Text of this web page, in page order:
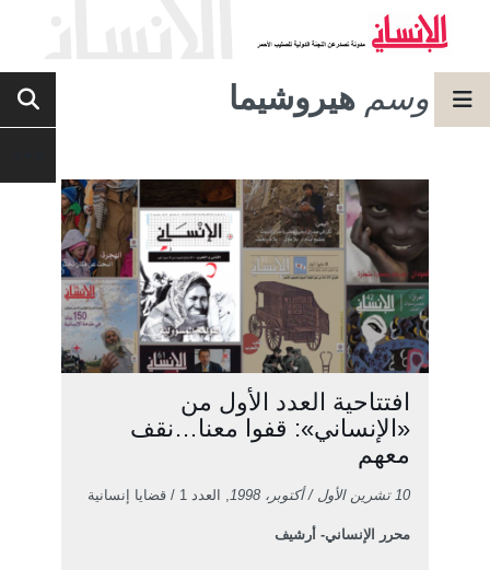
وسم هيروشيما
افتتاحية العدد الأول من
«الإنساني»: قفوا معنا…نقف
معهم
10 تشرين الأول / أكتوبر، 1998 , العدد 1 / قضايا إنسانية
محرر الإنساني- أرشيف